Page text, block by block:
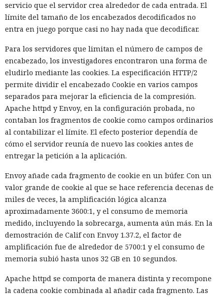
servicio que el servidor crea alrededor de cada entrada. El
límite del tamaño de los encabezados decodificados no
entra en juego porque casi no hay nada que decodificar.
Para los servidores que limitan el número de campos de
encabezado, los investigadores encontraron una forma de
eludirlo mediante las cookies. La especificación HTTP/2
permite dividir el encabezado Cookie en varios campos
separados para mejorar la eficiencia de la compresión.
Apache httpd y Envoy, en la configuración probada, no
contaban los fragmentos de cookie como campos ordinarios
al contabilizar el límite. El efecto posterior dependía de
cómo el servidor reunía de nuevo las cookies antes de
entregar la petición a la aplicación.
Envoy añade cada fragmento de cookie en un búfer. Con un
valor grande de cookie al que se hace referencia decenas de
miles de veces, la amplificación lógica alcanza
aproximadamente 3600:1, y el consumo de memoria
medido, incluyendo la sobrecarga, aumenta aún más. En la
demostración de Calif con Envoy 1.37.2, el factor de
amplificación fue de alrededor de 5700:1 y el consumo de
memoria subió hasta unos 32 GB en 10 segundos.
Apache httpd se comporta de manera distinta y recompone
la cadena cookie combinada al añadir cada fragmento. Las